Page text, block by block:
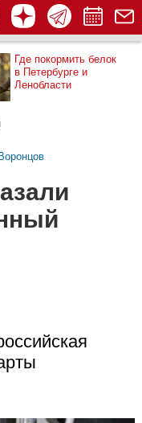
Где покормить белок
в Петербурге и
Ленобласти